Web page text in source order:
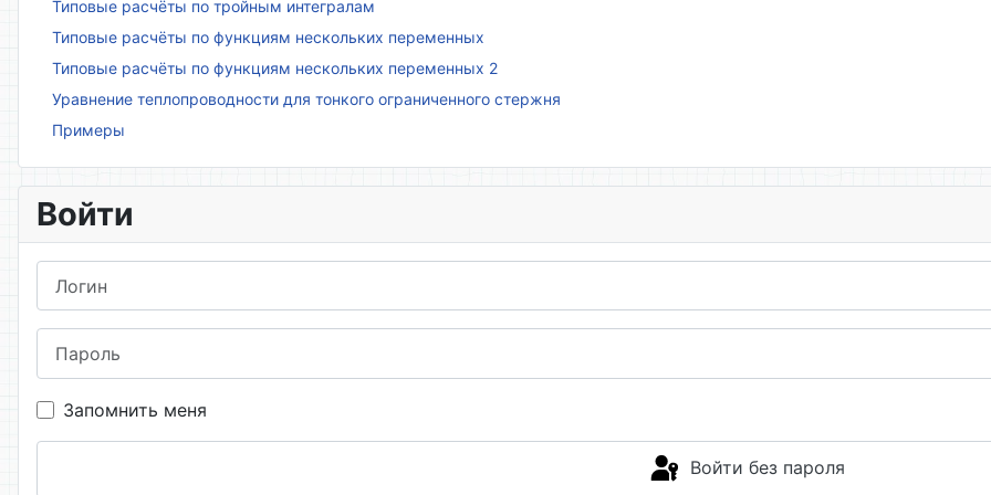
Типовые расчёты по тройным интегралам
Типовые расчёты по функциям нескольких переменных
Типовые расчёты по функциям нескольких переменных 2
Уравнение теплопроводности для тонкого ограниченного стержня
Примеры
Войти
Запомнить меня
Войти без пароля